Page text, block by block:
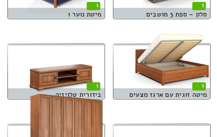
1
סלון – ספת 3 מושבים
1
מיטת נוער 1
1
מיטה זוגית עם ארגז מצעים
1
בידורית טלויזיה